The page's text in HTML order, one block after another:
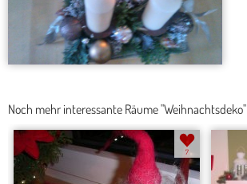
Noch mehr interessante Räume "Weihnachtsdeko"
7